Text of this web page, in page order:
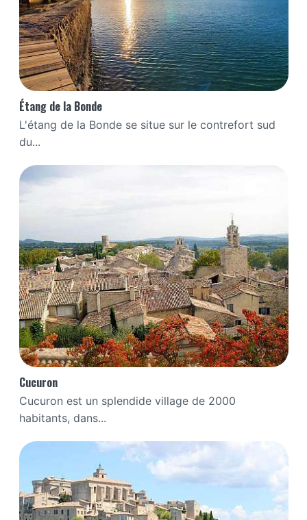
Étang de la Bonde
L'étang de la Bonde se situe sur le contrefort sud
du...
Cucuron
Cucuron est un splendide village de 2000
habitants, dans...